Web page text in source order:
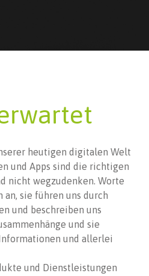
heutigen digitalen Welt
und Apps sind die richtigen
nicht wegzudenken. Worte
an, sie führen uns durch
und beschreiben uns
und sie
und allerlei
und Dienstleistungen